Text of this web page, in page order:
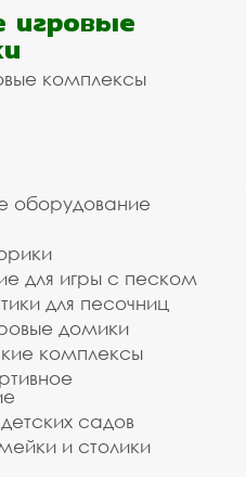
игровые
комплексы
оборудование
для игры с песком
для песочниц
домики
комплексы
садов
и столики